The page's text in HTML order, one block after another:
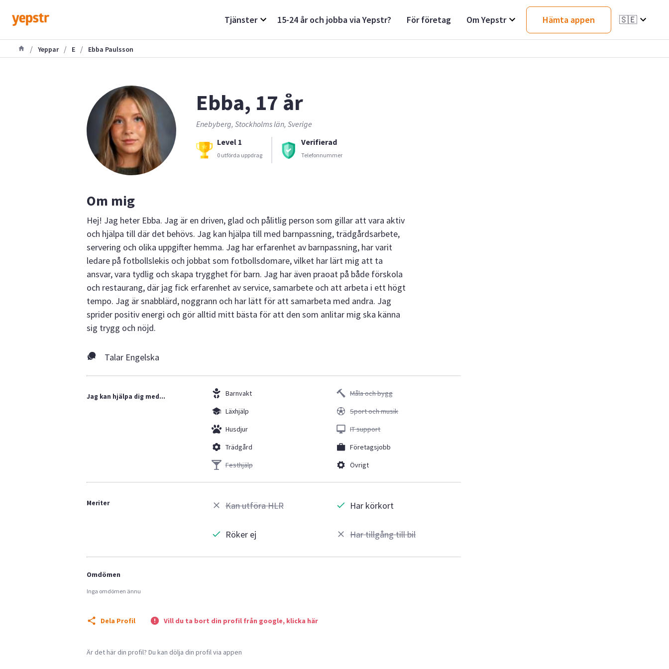
Tjänster 15-24 år och jobba via Yepstr? För företag Om Yepstr Hämta appen 🇸🇪
/ Yeppar / E / Ebba Paulsson
Ebba, 17 år
Enebyberg, Stockholms län, Sverige
Level 1
0 utförda uppdrag
Verifierad
Telefonnummer
Om mig
Hej! Jag heter Ebba. Jag är en driven, glad och pålitlig person som gillar att vara aktiv
och hjälpa till där det behövs. Jag kan hjälpa till med barnpassning, trädgårdsarbete,
servering och olika uppgifter hemma. Jag har erfarenhet av barnpassning, har varit
ledare på fotbollslekis och jobbat som fotbollsdomare, vilket har lärt mig att ta
ansvar, vara tydlig och skapa trygghet för barn. Jag har även praoat på både förskola
och restaurang, där jag fick erfarenhet av service, samarbete och att arbeta i ett högt
tempo. Jag är snabblärd, noggrann och har lätt för att samarbeta med andra. Jag
sprider positiv energi och gör alltid mitt bästa för att den som anlitar mig ska känna
sig trygg och nöjd.
Talar Engelska
Jag kan hjälpa dig med...
Barnvakt
Läxhjälp
Husdjur
Trädgård
Festhjälp
Måla och bygg
Sport och musik
IT support
Företagsjobb
Övrigt
Meriter Kan utföra HLR
Röker ej
Har körkort
Har tillgång till bil
Omdömen
Inga omdömen ännu
Dela Profil Vill du ta bort din profil från google, klicka här
Är det här din profil? Du kan dölja din profil via appen